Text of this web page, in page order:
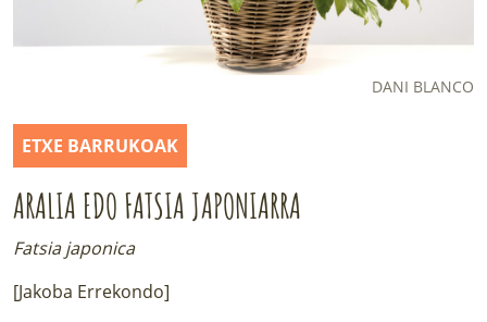
LURRAREN AGENDA
DANI BLANCO
ETXE BARRUKOAK
ARALIA EDO FATSIA JAPONIARRA
Fatsia japonica
[Jakoba Errekondo]